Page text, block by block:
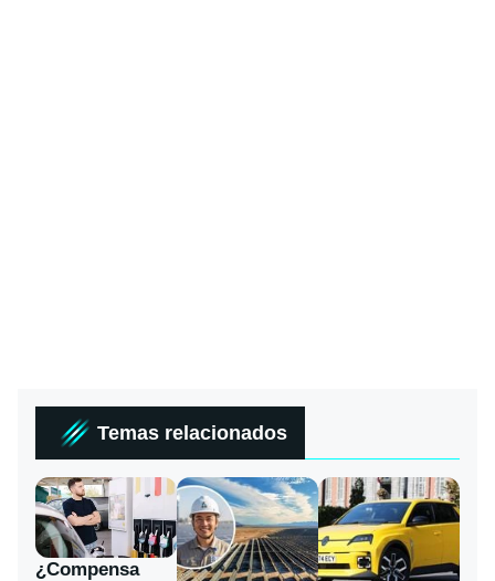
Temas relacionados
¿Compensa